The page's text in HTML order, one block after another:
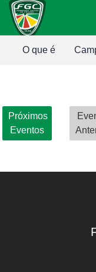
O que é
Próximos
Eventos